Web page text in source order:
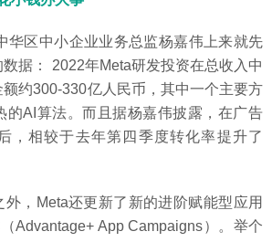
华区中小企业业务总监杨嘉伟上来就先
据： 2022年Meta研发投资在总收入中
约300-330亿人民币，其中一个主要方
的AI算法。而且据杨嘉伟披露，在广告
，相较于去年第四季度转化率提升了
外，Meta还更新了新的进阶赋能型应用
Advantage+ App Campaigns）。举个